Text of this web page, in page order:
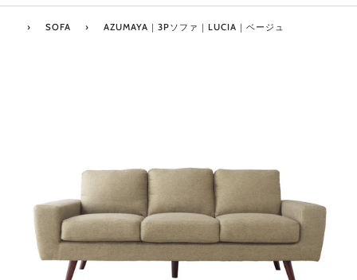
› SOFA › AZUMAYA｜3Pソファ｜LUCIA｜ベージュ